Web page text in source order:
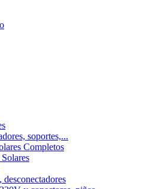
soportes,...
Completos
desconectadores